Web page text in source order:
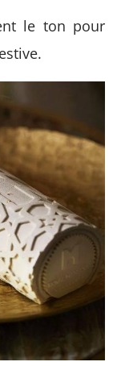
le ton pour